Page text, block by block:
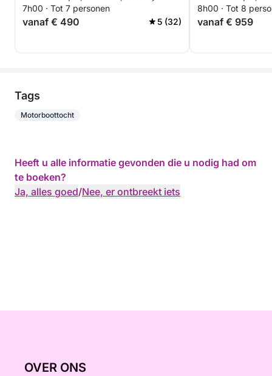
7h00 · Tot 7 personen
vanaf € 490 5 (32)
8h00 · Tot 8
vanaf € 959
Tags
Motorboottocht
Heeft u alle informatie gevonden die u nodig had om
te boeken?
Ja, alles goed/Nee, er ontbreekt iets
OVER ONS